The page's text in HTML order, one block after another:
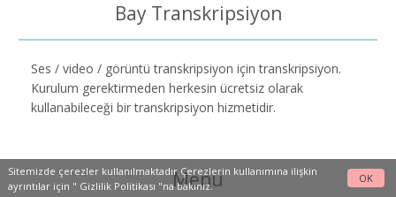
Bay Transkripsiyon
Ses / video / görüntü transkripsiyon için transkripsiyon.
Kurulum gerektirmeden herkesin ücretsiz olarak
kullanabileceği bir transkripsiyon hizmetidir.
Menü
Sitemizde çerezler kullanılmaktadır.Çerezlerin kullanımına ilişkin
ayrıntılar için " Gizlilik Politikası "na bakınız.
OK